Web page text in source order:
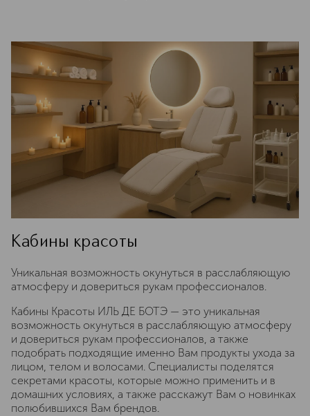
Кабины красоты
Уникальная возможность окунуться в расслабляющую
атмосферу и довериться рукам профессионалов.
Кабины Красоты ИЛЬ ДЕ БОТЭ — это уникальная
возможность окунуться в расслабляющую атмосферу
и довериться рукам профессионалов, а также
подобрать подходящие именно Вам продукты ухода за
лицом, телом и волосами. Специалисты поделятся
секретами красоты, которые можно применить и в
домашних условиях, а также расскажут Вам о новинках
полюбившихся Вам брендов.